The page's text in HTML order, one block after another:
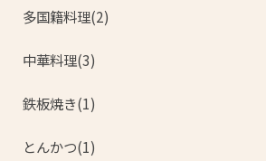
多国籍料理(2)
中華料理(3)
鉄板焼き(1)
とんかつ(1)